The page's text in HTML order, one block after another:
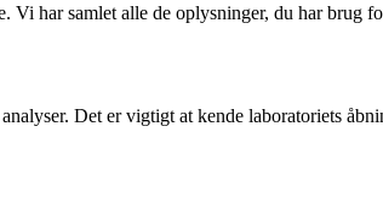
har samlet alle de oplysninger, du har brug
Det er vigtigt at kende laboratoriets